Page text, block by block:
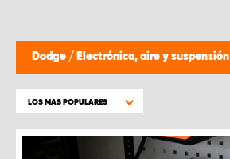
Dodge / Electrónica, aire y suspensión
LOS MAS POPULARES